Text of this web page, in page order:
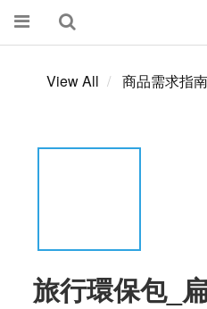
View All 商品需求指南
旅行環保包_